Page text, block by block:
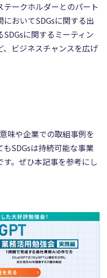
ークホルダーとのパート
おいてSDGsに関する出
に関するミーティン
ビジネスチャンスを広げ
味や企業での取組事例を
SDGsは持続可能な事業
。ぜひ本記事を参考にし